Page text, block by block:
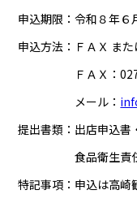
申込期限：令和８年６
申込方法：ＦＡＸ ま
ＦＡＸ：027-
メール：
提出書類：出店申込書
食品衛生責任
特記事項：申込は高崎